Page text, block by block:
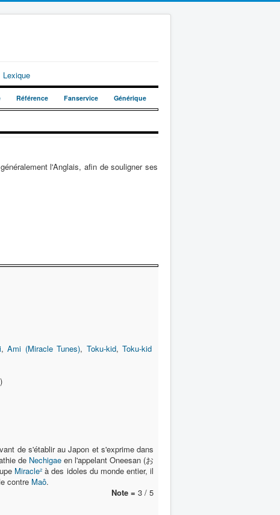
Lexique
Référence Fanservice Générique
l'Anglais, afin de souligner ses
,Ami (Miracle Tunes), Toku-kid,Toku-kid
de s'établir au Japon et s'exprime dans
de Nechigaeen l'appelant Oneesan (お
Miracle² à des idoles du monde entier, il
contre Maô.
Note = 3 / 5